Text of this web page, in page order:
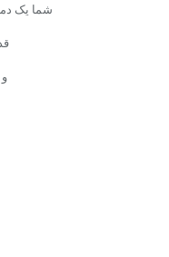
شما یک
و